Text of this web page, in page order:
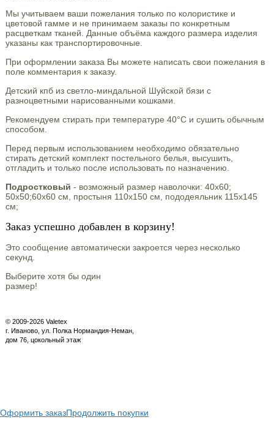
Мы учитываем ваши пожелания только по колористике и
цветовой гамме и не принимаем заказы по конкретным
расцветкам тканей. Данные объёма каждого размера изделия
указаны как транспортировочные.
При оформлении заказа Вы можете написать свои пожелания в
поле комментария к заказу.
Детский кпб из светло-миндальной Шуйской бязи с
разноцветными нарисованными кошками.
Рекомендуем стирать при температуре 40°С и сушить обычным
способом.
Перед первым использованием необходимо обязательно
стирать детский комплект постельного белья, высушить,
отгладить и только после использовать по назначению.
Подростковый - возможный размер наволочки: 40х60;
50х50;60х60 см, простыня 110х150 см, пододеяльник 115х145
см;
Заказ успешно добавлен в корзину!
Это сообщение автоматически закроется через несколько
секунд.
Выберите хотя бы один
размер!
© 2009-2026 Valetex
г. Иваново, ул. Полка Нормандия-Неман,
дом 76, цокольный этаж
Оформить заказПродолжить покупки